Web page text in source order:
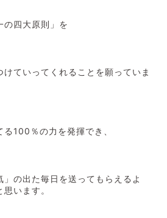
の四大原則」を
ていってくれることを願っていま
100％の力を発揮でき、
」の出た毎日を送ってもらえるよ
います。